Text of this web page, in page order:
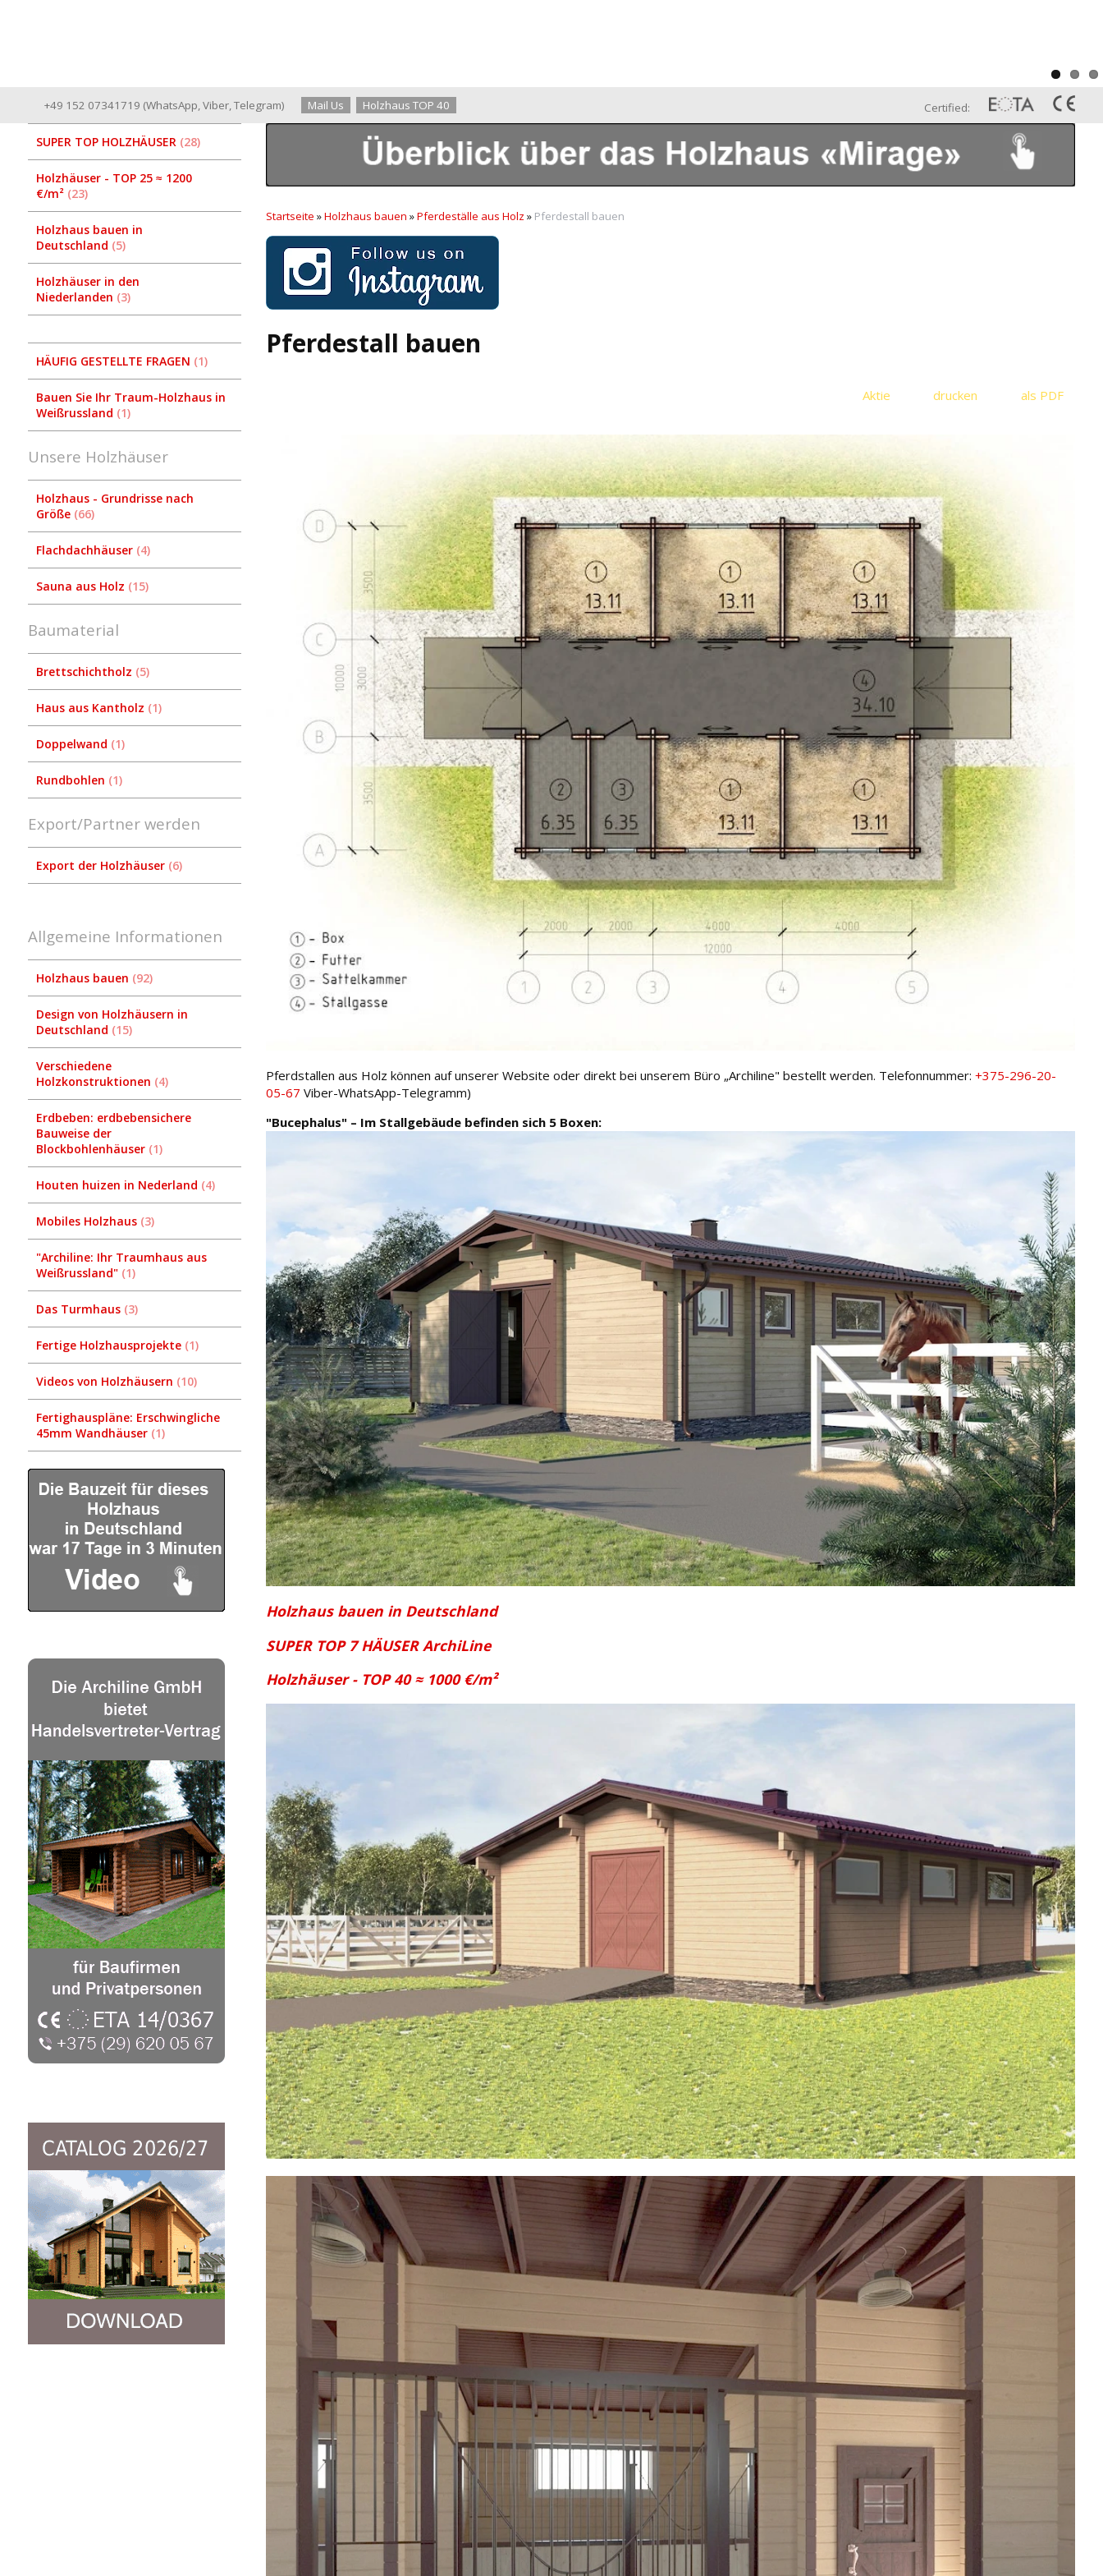
+49 152 07341719 (WhatsApp ,Viber ,Telegram) Mail Us Holzhaus TOP 40 Certified:
SUPER TOP HOLZHÄUSER 28
Holzhäuser - TOP 25 ≈ 1200
€/m² 23
Holzhaus bauen in
Deutschland 5
Holzhäuser in den
Niederlanden 3
HÄUFIG GESTELLTE FRAGEN 1
Bauen Sie Ihr Traum-Holzhaus in
Weißrussland 1
Unsere Holzhäuser
Holzhaus - Grundrisse nach
Größe 66
Flachdachhäuser 4
Sauna aus Holz 15
Baumaterial
Brettschichtholz 5
Haus aus Kantholz 1
Doppelwand 1
Rundbohlen 1
Export/Partner werden
Export der Holzhäuser 6
Allgemeine Informationen
Holzhaus bauen 92
Design von Holzhäusern in
Deutschland 15
Verschiedene
Holzkonstruktionen 4
Erdbeben: erdbebensichere
Bauweise der
Blockbohlenhäuser 1
Houten huizen in Nederland 4
Mobiles Holzhaus 3
"Archiline: Ihr Traumhaus aus
Weißrussland" 1
Das Turmhaus 3
Fertige Holzhausprojekte 1
Videos von Holzhäusern 10
Fertighauspläne: Erschwingliche
45mm Wandhäuser 1
Startseite »Holzhaus bauen »Pferdeställe aus Holz » Pferdestall bauen
Pferdestall bauen
Aktie drucken als PDF
Pferdstallen aus Holz können auf unserer Website oder direkt bei unserem Büro „Archiline" bestellt werden. Telefonnummer: +375-296-20-
05-67 Viber-WhatsApp-Telegramm)
"Bucephalus" – Im Stallgebäude befinden sich 5 Boxen:
Holzhaus bauen in Deutschland
SUPER TOP 7 HÄUSER ArchiLine
Holzhäuser - TOP 40 ≈ 1000 €/m²